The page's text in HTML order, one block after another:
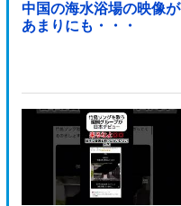
中国の海水浴場の映像が
あまりにも・・・